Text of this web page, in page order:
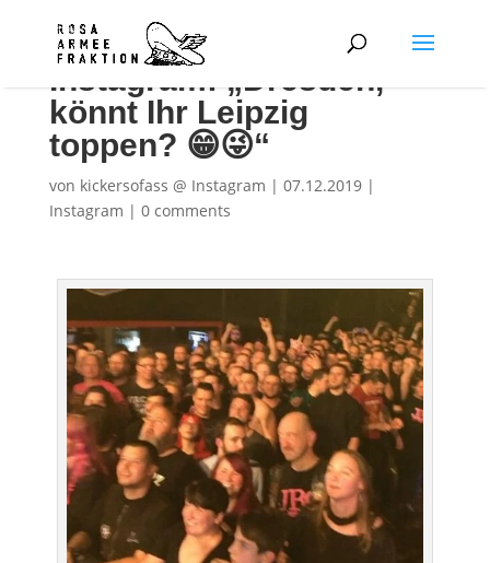
Instagram: „Dresden,
könnt Ihr Leipzig
toppen? 😁😜“
von kickersofass @ Instagram | 07.12.2019|
Instagram | 0 comments